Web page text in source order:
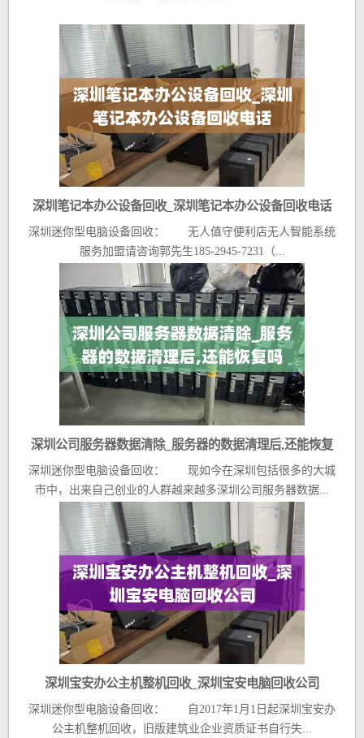
深圳笔记本办公设备回收_深圳笔记本办公设备回收电话
深圳迷你型电脑设备回收： 无人值守便利店无人智能系统
服务加盟请咨询郭先生185-2945-7231（...
深圳公司服务器数据清除_服务器的数据清理后,还能恢复
吗
深圳迷你型电脑设备回收： 现如今在深圳包括很多的大城
市中，出来自己创业的人群越来越多深圳公司服务器数据...
深圳宝安办公主机整机回收_深圳宝安电脑回收公司
深圳迷你型电脑设备回收： 自2017年1月1日起深圳宝安办
公主机整机回收，旧版建筑业企业资质证书自行失...